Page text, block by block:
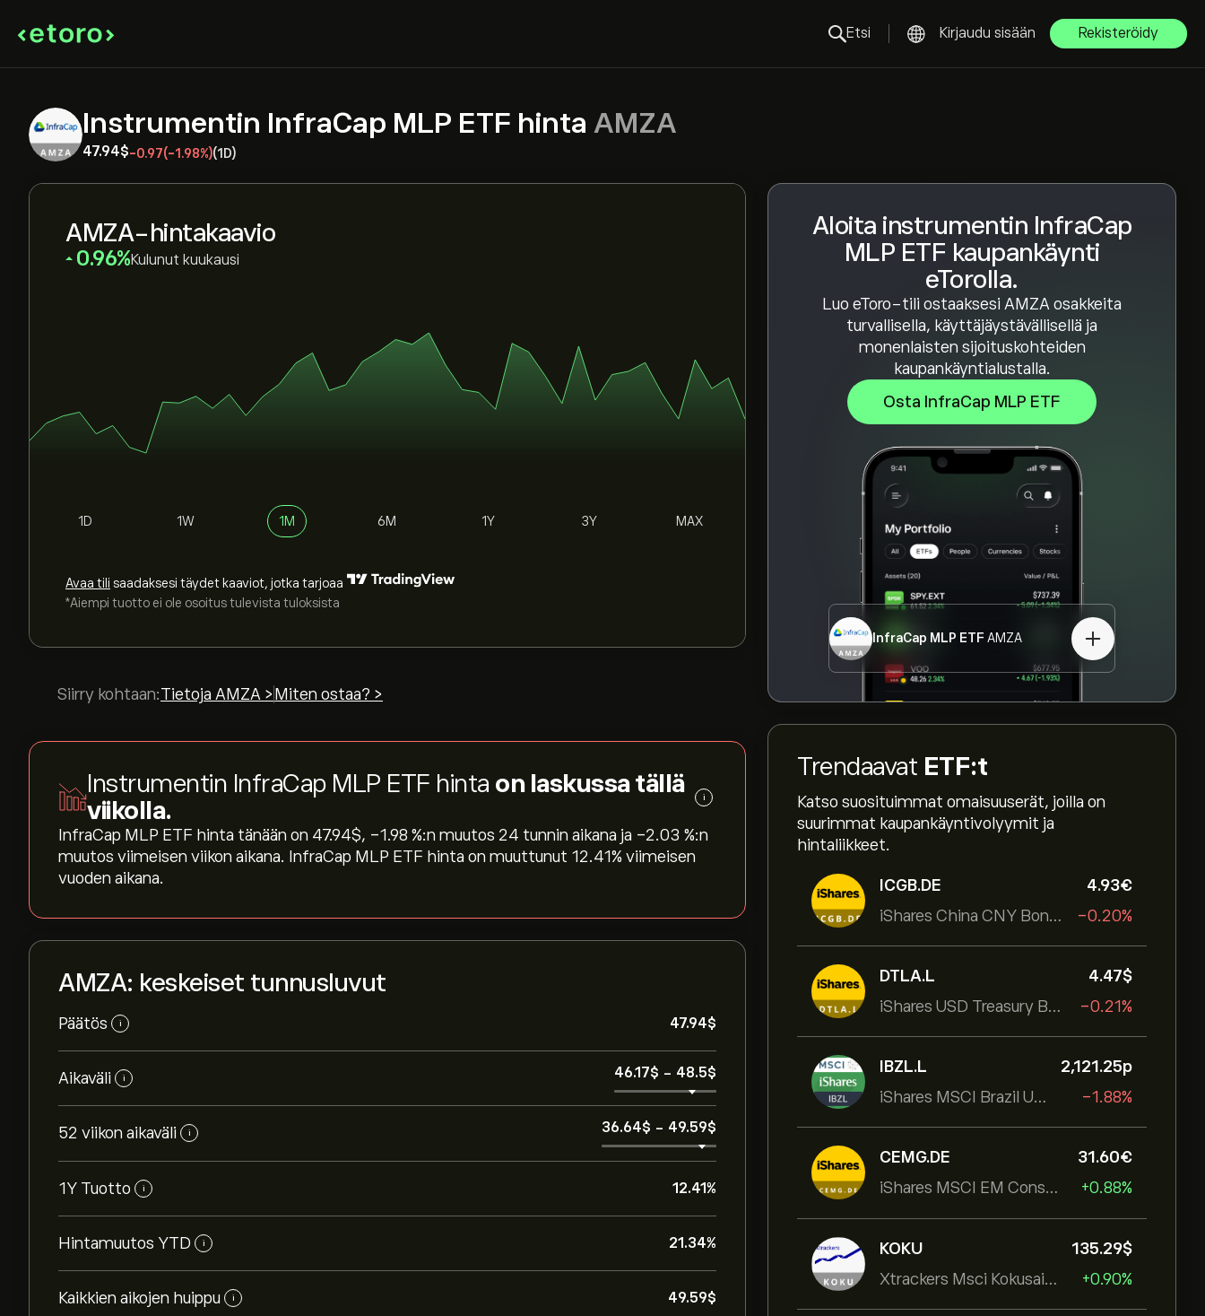
Etsi Kirjaudu sisään Rekisteröidy
Instrumentin InfraCap MLP ETF hinta AMZA
47.94‎$‎-0.97(-1.98%)(1D)
Aloita instrumentin InfraCap
MLP ETF kaupankäynti
eTorolla.
Luo eToro-tili ostaaksesi AMZA osakkeita
turvallisella, käyttäjäystävällisellä ja
monenlaisten sijoituskohteiden
kaupankäyntialustalla.
Osta InfraCap MLP ETF
InfraCap MLP ETF AMZA
Trendaavat ETF:t
Katso suosituimmat omaisuuserät, joilla on
suurimmat kaupankäyntivolyymit ja
hintaliikkeet.
ICGB.DE
iShares China CNY Bond UCITS ETF
4.93‎€‎
-0.20%
DTLA.L
iShares USD Treasury Bond 20+yr UCITS ETF
4.47‎$‎
-0.21%
IBZL.L
iShares MSCI Brazil UCITS ETF (Dist)
2,121.25‎p‎
-1.88%
CEMG.DE
iShares MSCI EM Consumer Growth UCITS ETF
31.60‎€‎
+0.88%
KOKU
Xtrackers Msci Kokusai Eqty
135.29‎$‎
+0.90%
AMZA-hintakaavio
‎0.96‎ Kulunut kuukausi
1D 1W 1M 6M 1Y 3Y MAX
Avaa tili saadaksesi täydet kaaviot, jotka tarjoaa
*Aiempi tuotto ei ole osoitus tulevista tuloksista
Siirry kohtaan:Tietoja AMZA > Miten ostaa? >
Instrumentin InfraCap MLP ETF hinta on laskussa tällä
viikolla.
i
InfraCap MLP ETF hinta tänään on 47.94‎$‎, ‎-1.98‎ %:n muutos 24 tunnin aikana ja ‎-2.03‎ %:n
muutos viimeisen viikon aikana. InfraCap MLP ETF hinta on muuttunut ‎12.41‎% viimeisen
vuoden aikana.
AMZA: keskeiset tunnusluvut
Päätös i 47.94‎$‎
Aikaväli i 46.17‎$‎ - 48.5‎$‎
52 viikon aikaväli i 36.64‎$‎ - 49.59‎$‎
1Y Tuotto i 12.41%
Hintamuutos YTD i 21.34%
Kaikkien aikojen huippu i 49.59‎$‎